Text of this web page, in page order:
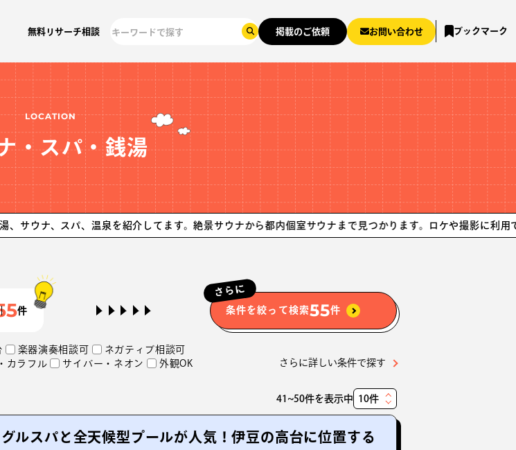
無料リサーチ相談 掲載のご依頼 お問い合わせ ブックマーク
LOCATION
・スパ・銭湯
スパ、温泉を紹介してます。絶景サウナから都内個室サウナまで見つかります。ロケや撮影に利用できる銭湯
件
さらに
条件を絞って検索55件
楽器演奏相談可
ネガティブ相談可
カラフル
サイバー・ネオン 外観OK さらに詳しい条件で探す
41~50件を表示中
表
件
ルスパと全天候型プールが人気！伊豆の高台に位置する